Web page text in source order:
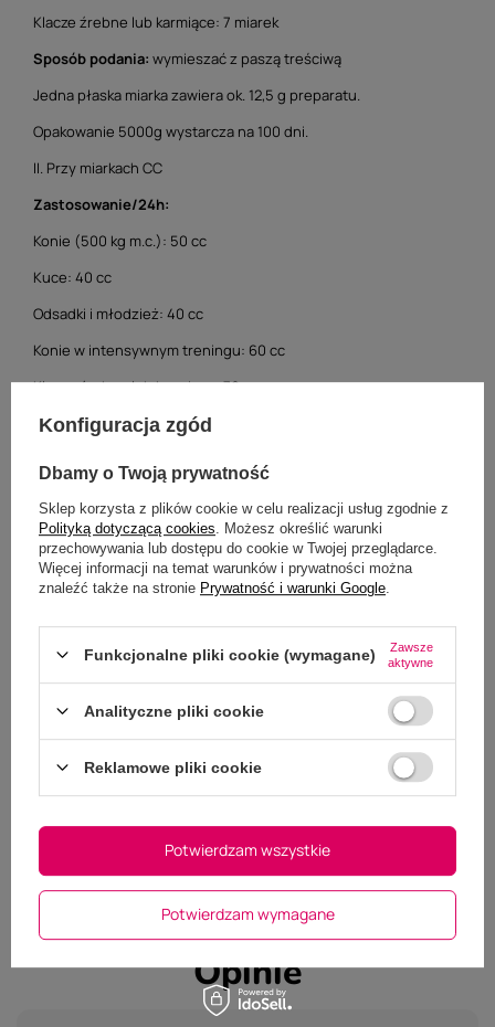
Klacze źrebne lub karmiące: 7 miarek
Sposób podania: wymieszać z paszą treściwą
Jedna płaska miarka zawiera ok. 12,5 g preparatu.
Opakowanie 5000g wystarcza na 100 dni.
II. Przy miarkach CC
Zastosowanie/24h:
Konie (500 kg m.c.): 50 cc
Kuce: 40 cc
Odsadki i młodzież: 40 cc
Konie w intensywnym treningu: 60 cc
Klacze źrebne lub karmiące: 70 cc
Sposób podania: wymieszać z paszą treściwą
Specyfikacja
Marka HorseLine PRO
Podmiot odpowiedzialny za
NIKOS Sp. z o.o. Sp. K.
Opinie
Konfiguracja zgód
Dbamy o Twoją prywatność
Sklep korzysta z plików cookie w celu realizacji usług zgodnie z
Polityką dotyczącą cookies . Możesz określić warunki
przechowywania lub dostępu do cookie w Twojej przeglądarce.
Więcej informacji na temat warunków i prywatności można
znaleźć także na stronie Prywatność i warunki Google
Funkcjonalne pliki cookie (wymagane)
Zawsze
aktywne
Analityczne pliki cookie
Reklamowe pliki cookie
Potwierdzam wymagane
Potwierdzam wszystkie